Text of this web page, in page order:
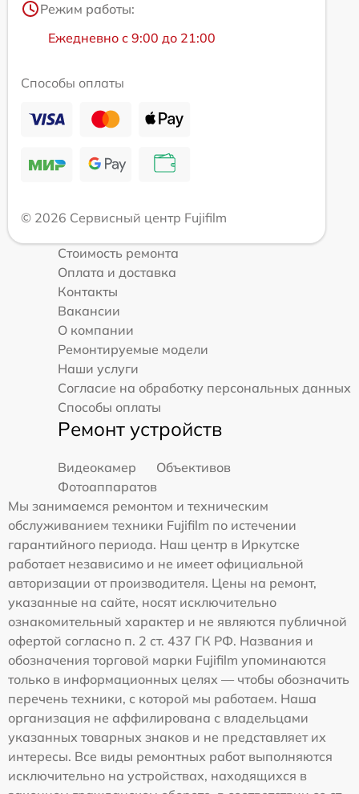
Режим работы:
Ежедневно с 9:00 до 21:00
Способы оплаты
© 2026 Сервисный центр Fujifilm
Стоимость ремонта
Оплата и доставка
Контакты
Вакансии
О компании
Ремонтируемые модели
Наши услуги
Согласие на обработку персональных данных
Способы оплаты
Ремонт устройств
Видеокамер
Объективов
Фотоаппаратов
Мы занимаемся ремонтом и техническим
обслуживанием техники Fujifilm по истечении
гарантийного периода. Наш центр в Иркутске
работает независимо и не имеет официальной
авторизации от производителя. Цены на ремонт,
указанные на сайте, носят исключительно
ознакомительный характер и не являются публичной
офертой согласно п. 2 ст. 437 ГК РФ. Названия и
обозначения торговой марки Fujifilm упоминаются
только в информационных целях — чтобы обозначить
перечень техники, с которой мы работаем. Наша
организация не аффилирована с владельцами
указанных товарных знаков и не представляет их
интересы. Все виды ремонтных работ выполняются
исключительно на устройствах, находящихся в